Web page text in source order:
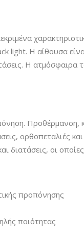
light. Η αίθουσα
Η
Προθέρμανση,
ορθοπεταλιές
διατάσεις, οι
προπόνησης
ποιότητας